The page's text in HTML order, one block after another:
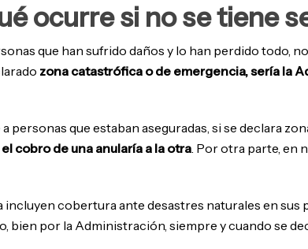
ocurre si no se tiene
que han sufrido daños y lo han perdido todo,
zona catastrófica o de emergencia, sería la
que estaban aseguradas, si se declara
el cobro de una anularía a la otra. Por otra parte, en
cobertura ante desastres naturales en sus
por la Administración, siempre y cuando se